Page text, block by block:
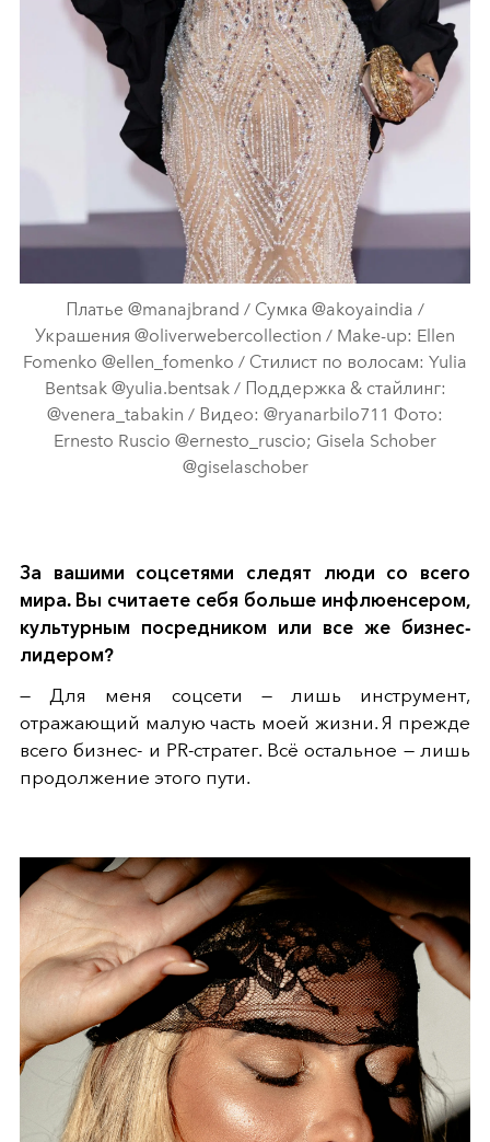
Платье @manajbrand / Сумка @akoyaindia /
Украшения @oliverwebercollection / Make-up: Ellen
Fomenko @ellen_fomenko / Стилист по волосам: Yulia
Bentsak @yulia.bentsak / Поддержка & стайлинг:
@venera_tabakin / Видео: @ryanarbilo711 Фото:
Ernesto Ruscio @ernesto_ruscio; Gisela Schober
@giselaschober
За вашими соцсетями следят люди со всего
мира. Вы считаете себя больше инфлюенсером,
культурным посредником или все же бизнес-
лидером?
— Для меня соцсети — лишь инструмент,
отражающий малую часть моей жизни. Я прежде
всего бизнес- и PR-стратег. Всё остальное — лишь
продолжение этого пути.